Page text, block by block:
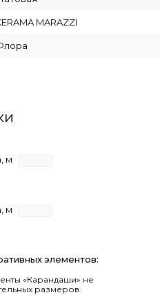
MARAZZI
м
м
элементов:
«Карандаши» не
размеров.